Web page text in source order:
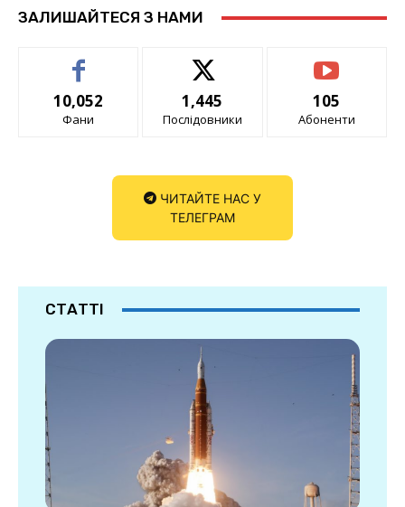
ЗАЛИШАЙТЕСЯ З НАМИ
10,052
Фани
1,445
Послідовники
105
Абоненти
ЧИТАЙТЕ НАС У
ТЕЛЕГРАМ
СТАТТІ